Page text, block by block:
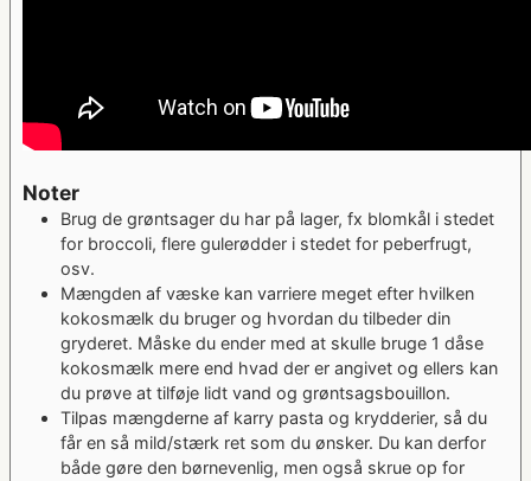
Noter
Brug de grøntsager du har på lager, fx blomkål i stedet
for broccoli, flere gulerødder i stedet for peberfrugt,
osv.
Mængden af væske kan varriere meget efter hvilken
kokosmælk du bruger og hvordan du tilbeder din
gryderet. Måske du ender med at skulle bruge 1 dåse
kokosmælk mere end hvad der er angivet og ellers kan
du prøve at tilføje lidt vand og grøntsagsbouillon.
Tilpas mængderne af karry pasta og krydderier, så du
får en så mild/stærk ret som du ønsker. Du kan derfor
både gøre den børnevenlig, men også skrue op for